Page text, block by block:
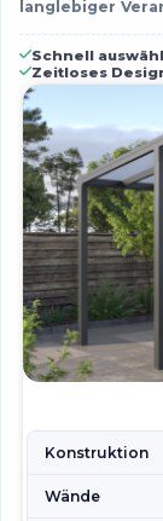
langlebiger
Schnell
Zeitloses
Konstruktion
Wände